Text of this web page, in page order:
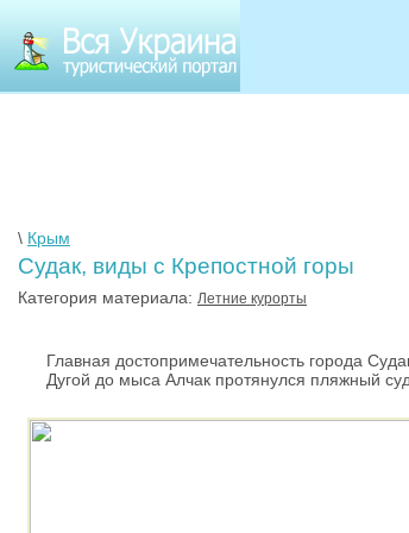
\ Крым
Судак, виды с Крепостной горы
Категория материала: Летние курорты
Главная достопримечательность города
Дугой до мыса Алчак протянулся пляжный